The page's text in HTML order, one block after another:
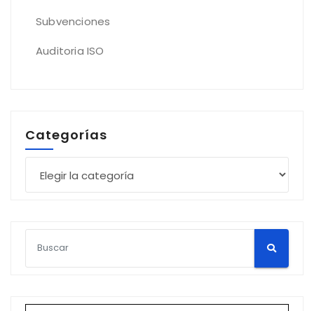
Subvenciones
Auditoria ISO
Categorías